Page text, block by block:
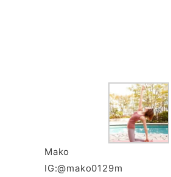
Mako
IG:@mako0129m